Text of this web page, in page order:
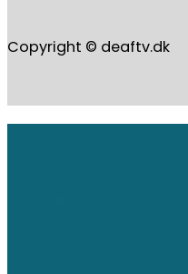
Copyright © deaftv.dk